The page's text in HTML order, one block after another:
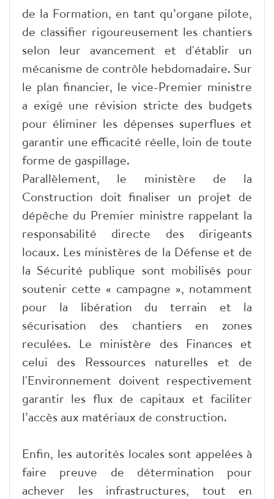
de la Formation, en tant qu’organe pilote,
de classifier rigoureusement les chantiers
selon leur avancement et d'établir un
mécanisme de contrôle hebdomadaire. Sur
le plan financier, le vice-Premier ministre
a exigé une révision stricte des budgets
pour éliminer les dépenses superflues et
garantir une efficacité réelle, loin de toute
forme de gaspillage.
Parallèlement, le ministère de la
Construction doit finaliser un projet de
dépêche du Premier ministre rappelant la
responsabilité directe des dirigeants
locaux. Les ministères de la Défense et de
la Sécurité publique sont mobilisés pour
soutenir cette « campagne », notamment
pour la libération du terrain et la
sécurisation des chantiers en zones
reculées. Le ministère des Finances et
celui des Ressources naturelles et de
l'Environnement doivent respectivement
garantir les flux de capitaux et faciliter
l’accès aux matériaux de construction.
Enfin, les autorités locales sont appelées à
faire preuve de détermination pour
achever les infrastructures, tout en